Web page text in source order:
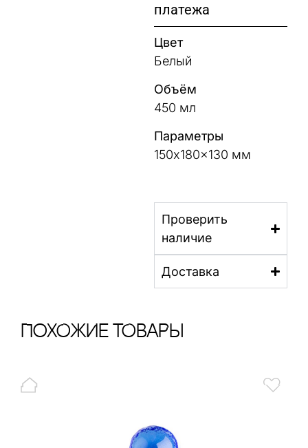
платежа
Цвет
Белый
Объём
450 мл
Параметры
150x180x130 мм
Проверить
наличие
Доставка
ПохОжИе тОваРы